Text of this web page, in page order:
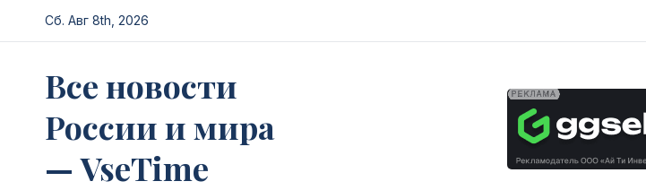
Перейти
к
Сб. Авг 8th, 2026
Все новости
России и мира
— VseTime